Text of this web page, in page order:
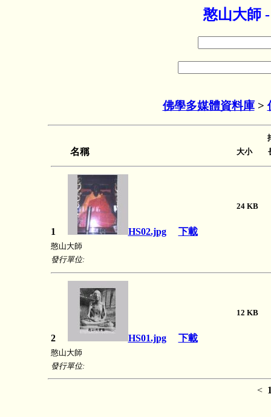
憨山大師
佛學多媒體資料庫>
名稱 大小 長
1 HS02.jpg 下載
24
憨山大師
發行單位:
2 HS01.jpg 下載
12
憨山大師
發行單位:
<